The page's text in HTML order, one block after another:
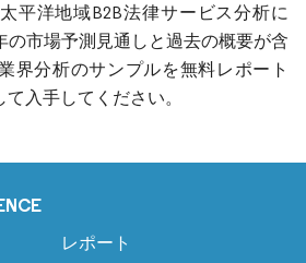
平洋地域B2B法律サービス分析に
の市場予測見通しと過去の概要が含
界分析のサンプルを無料レポート
入手してください。
レポート